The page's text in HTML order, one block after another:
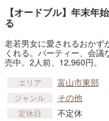
【オードブル】年末年
る
老若男女に愛されるおかず
くれる。パーティー、会
売中。2人前、12,960円。
エリア 富山市東部
ジャンル その他
定休日 不定休